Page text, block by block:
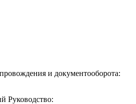
и документооборота:
Руководство: